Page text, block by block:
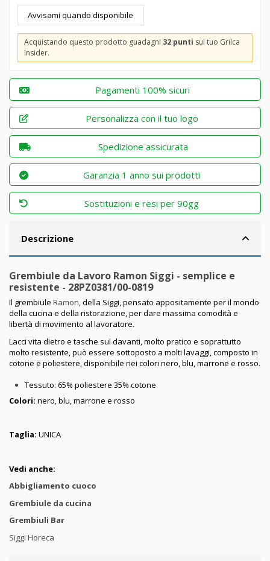
Acquistando questo prodotto guadagni 32 punti sul tuo Grilca
Insider.
Pagamenti 100% sicuri
Personalizza con il tuo logo
Spedizione assicurata
Garanzia 1 anno sui prodotti
Sostituzioni e resi per 90gg
Descrizione
Grembiule da Lavoro Ramon Siggi - semplice e
resistente - 28PZ0381/00-0819
Il grembiule Ramon, della Siggi, pensato appositamente per il mondo
della cucina e della ristorazione, per dare massima comodità e
libertà di movimento al lavoratore.
Lacci vita dietro e tasche sul davanti, molto pratico e soprattutto
molto resistente, può essere sottoposto a molti lavaggi, composto in
cotone e poliestere, disponibile nei colori nero, blu, marrone e rosso.
Tessuto: 65% poliestere 35% cotone
Colori: nero, blu, marrone e rosso
Taglia: UNICA
Vedi anche:
Abbigliamento cuoco
Grembiule da cucina
Grembiuli Bar
Siggi Horeca